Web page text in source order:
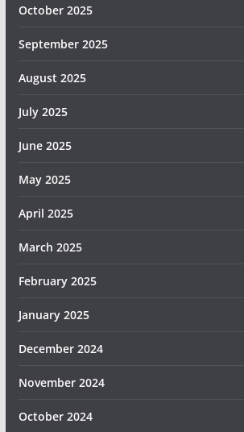
October 2025
September 2025
August 2025
July 2025
June 2025
May 2025
April 2025
March 2025
February 2025
January 2025
December 2024
November 2024
October 2024